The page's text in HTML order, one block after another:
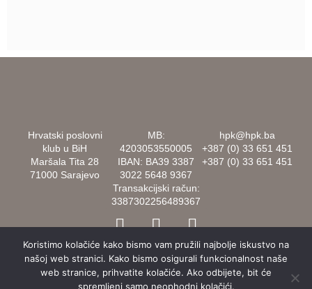
Hrvatski poslovni
klub u BiH
Maršala Tita 28
71000 Sarajevo
MB:
4203053550005
IBAN: BA39 3387
3022 5648 9367
Transakcijski račun:
3387302256489367
hpk@hpk.ba
+387 (0) 33 651 451
+387 (0) 33 651 451
F
a
c
e
b
I
n
s
t
a
L
i
n
k
e
Koristimo kolačiće kako bismo vam pružili najbolje iskustvo na
našoj web stranici. Kako bismo osigurali funkcionalnost naše
web stranice, prihvatite kolačiće. Ako odbijete, bit će
spremljeni samo neophodni kolačići.